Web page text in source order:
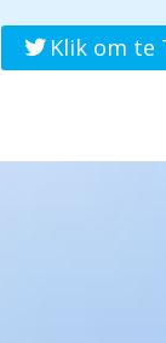
Klik om te